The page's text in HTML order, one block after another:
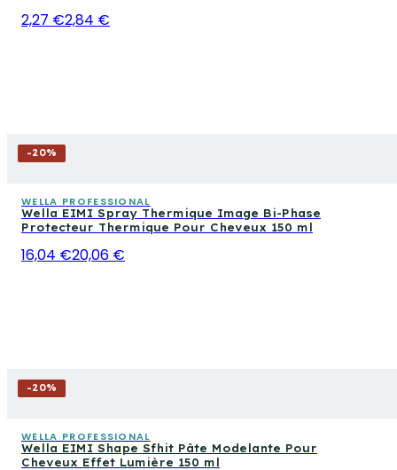
2,27 €2,84 €
-20%
WELLA PROFESSIONAL
Wella EIMI Spray Thermique Image Bi-Phase
Protecteur Thermique Pour Cheveux 150 ml
16,04 €20,06 €
-20%
WELLA PROFESSIONAL
Wella EIMI Shape Sfhit Pâte Modelante Pour
Cheveux Effet Lumière 150 ml